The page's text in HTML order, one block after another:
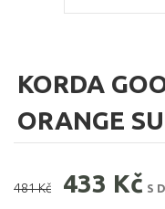
KORDA
ORANGE
481 Kč 433 Kč S